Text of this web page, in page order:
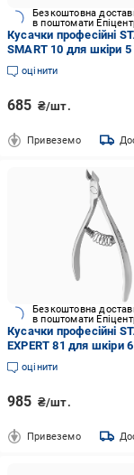
Безкоштовна
в поштомати
Кусачки професійні
SMART 10 для шкіри
10-5)
оцінити
685 ₴/шт.
Привеземо
Безкоштовна
в поштомати
Кусачки професійні
EXPERT 81 для шкіри
81-6)
оцінити
985 ₴/шт.
Привеземо